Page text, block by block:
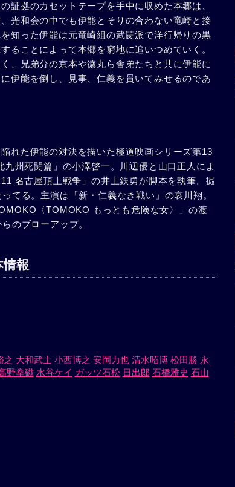
証拠のカセットテープを手中に収めた本郷は、
光和会の中でも伊能とそりの合わない竜崎と接
知った伊能は元竜崎組の武闘派で洋行帰りの黒
ることによって本郷を窮地に追いつめていく。
、兄弟分の京本や徳丸ら舎弟たちと共に伊能に
伊能を倒し、見事、仁義を貫いてみせるのであ
れた伊能の対決を描いた極道映画シリーズ第13
州死闘篇」の小澤啓一。川辺優と山口正人によ
名古屋頂上戦争」の井上鉄勇が脚本を執筆。撮
てる。主演は「新・仁義なき戦い」の哀川翔。
〈TOMOKO もっとも危険な女〉」の渡
のブローアップ。
報
之 大和武士 小西博之 安岡力也 清水昭博 松田勝 永
野拳磁 水谷ケイ ガッツ石松 日出郎 石橋雅史 石山